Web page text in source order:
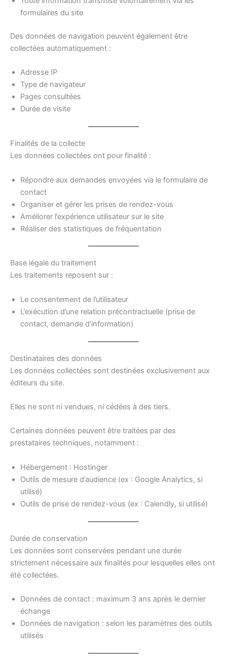
formulaires du site
Des données de navigation peuvent également être
collectées automatiquement :
Adresse IP
Type de navigateur
Pages consultées
Durée de visite
Finalités de la collecte
Les données collectées ont pour finalité :
Répondre aux demandes envoyées via le formulaire de
contact
Organiser et gérer les prises de rendez-vous
Améliorer l’expérience utilisateur sur le site
Réaliser des statistiques de fréquentation
Base légale du traitement
Les traitements reposent sur :
Le consentement de l’utilisateur
L’exécution d’une relation précontractuelle (prise de
contact, demande d’information)
Destinataires des données
Les données collectées sont destinées exclusivement aux
éditeurs du site.
Elles ne sont ni vendues, ni cédées à des tiers.
Certaines données peuvent être traitées par des
prestataires techniques, notamment :
Hébergement : Hostinger
Outils de mesure d’audience (ex : Google Analytics, si
utilisé)
Outils de prise de rendez-vous (ex : Calendly, si utilisé)
Durée de conservation
Les données sont conservées pendant une durée
strictement nécessaire aux finalités pour lesquelles elles ont
été collectées.
Données de contact : maximum 3 ans après le dernier
échange
Données de navigation : selon les paramètres des outils
utilisés